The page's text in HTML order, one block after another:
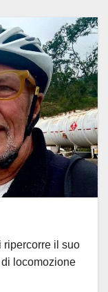
ripercorre il suo
locomozione